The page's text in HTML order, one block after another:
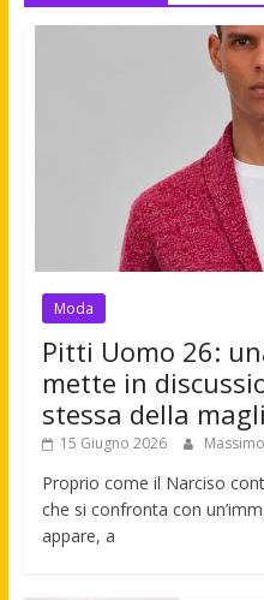
Moda
Pitti Uomo 26:
mette in
stessa della
15 Giugno 2026
Proprio come il Narciso
che si confronta con
appare, a